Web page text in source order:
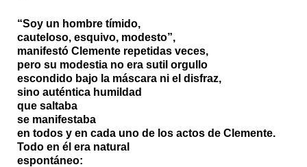
“Soy un hombre tímido,
cauteloso, esquivo, modesto”,
manifestó Clemente repetidas veces,
pero su modestia no era sutil orgullo
escondido bajo la máscara ni el disfraz,
sino auténtica humildad
que saltaba
se manifestaba
en todos y en cada uno de los actos de Clemente.
Todo en él era natural
espontáneo: